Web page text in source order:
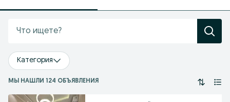
Категория
МЫ НАШЛИ 124 ОБЪЯВЛЕНИЯ